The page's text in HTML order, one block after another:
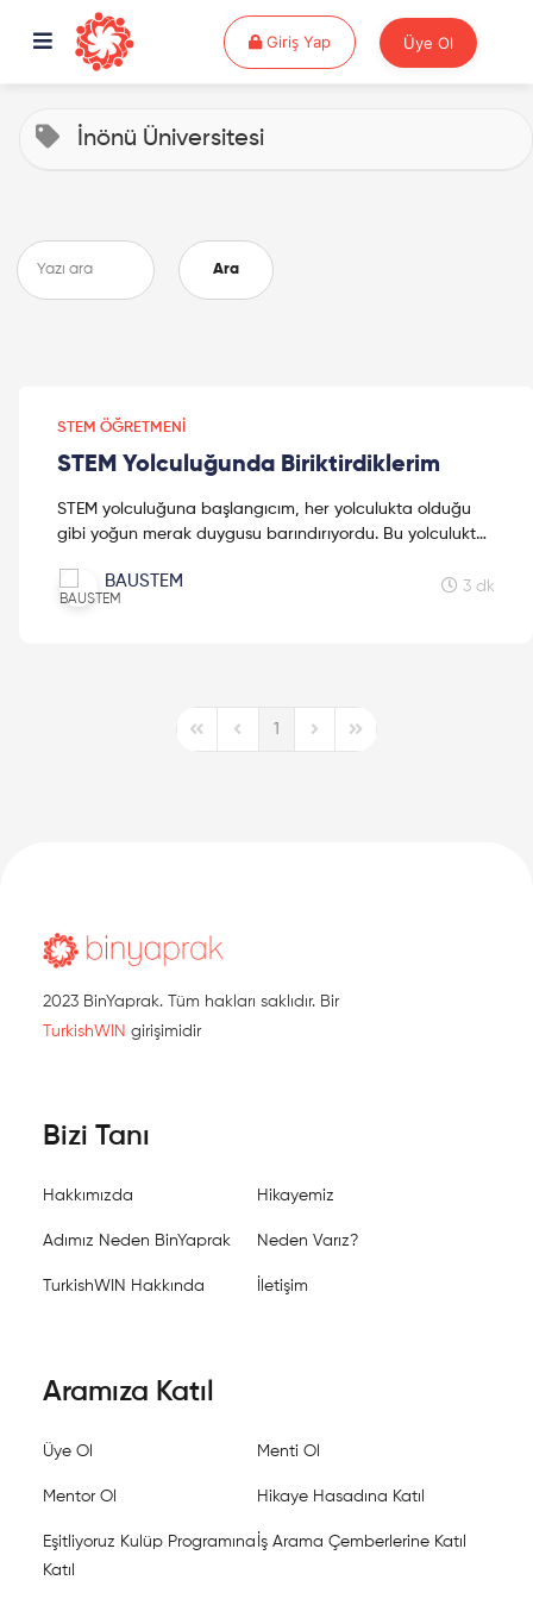
Giriş YapGiriş Yap Üye Ol
İnönü Üniversitesi
Ara
STEM ÖĞRETMENI
STEM Yolculuğunda Biriktirdiklerim
STEM yolculuğuna başlangıcım, her yolculukta olduğu
gibi yoğun merak duygusu barındırıyordu. Bu yolculukta
BAUSTEM 3 dk
First PagePrevious Page
1
Next PageLast Page
2023 BinYaprak. Tüm hakları saklıdır. Bir
TurkishWIN girişimidir
Bizi Tanı
Hakkımızda Hikayemiz
Adımız Neden BinYaprak Neden Varız?
TurkishWIN Hakkında İletişim
Aramıza Katıl
Üye Ol Menti Ol
Mentor Ol Hikaye Hasadına Katıl
Eşitliyoruz Kulüp Programına
Katıl
İş Arama Çemberlerine Katıl